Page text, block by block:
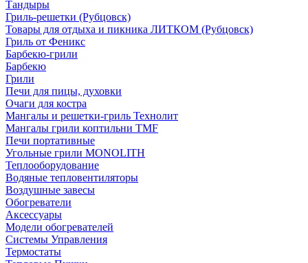
Тандыры
Гриль-решетки (Рубцовск)
Товары для отдыха и пикника ЛИТКОМ (Рубцовск)
Гриль от Феникс
Барбекю-грили
Барбекю
Грили
Печи для пицы, духовки
Очаги для костра
Мангалы и решетки-гриль Технолит
Мангалы грили коптильни TMF
Печи портативные
Угольные грили MONOLITH
Теплооборудование
Водяные тепловентиляторы
Воздушные завесы
Обогреватели
Аксессуары
Модели обогревателей
Системы Управления
Термостаты